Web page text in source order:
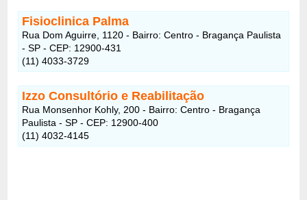
Fisioclinica Palma
Rua Dom Aguirre, 1120 - Bairro: Centro - Bragança Paulista
- SP - CEP: 12900-431
(11) 4033-3729
Izzo Consultório e Reabilitação
Rua Monsenhor Kohly, 200 - Bairro: Centro - Bragança
Paulista - SP - CEP: 12900-400
(11) 4032-4145